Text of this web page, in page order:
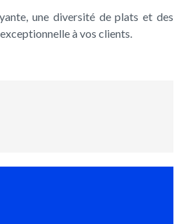
une diversité de plats et des
à vos clients.